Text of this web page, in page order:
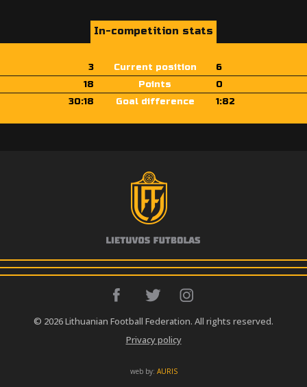
In-competition stats
3 Current position
6
18
Points
0
30:18
Goal difference 1:82
© 2026 Lithuanian Football Federation. All rights reserved.
Privacy policy
web by: AURIS